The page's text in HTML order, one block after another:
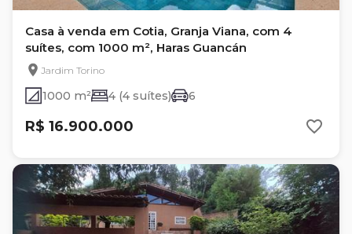
Casa à venda em Cotia, Granja Viana, com 4
suítes, com 1000 m², Haras Guancán
Jardim Torino
1000 m² 4 (4 suítes) 6
R$ 16.900.000